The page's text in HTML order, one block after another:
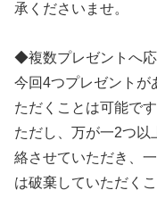
承くださいませ。
◆複数プレゼントへ
今回4つプレゼントが
ただくことは可能です
ただし、万が一2つ以
絡させていただき、
は破棄していただく